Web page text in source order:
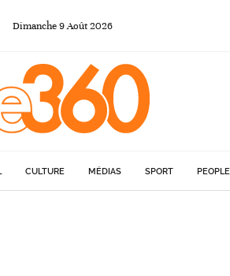
Dimanche 9Août 2026
CULTURE MÉDIAS SPORT PEOPLE